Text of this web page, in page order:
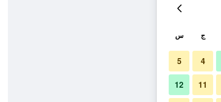
ج س
4
5
11
12